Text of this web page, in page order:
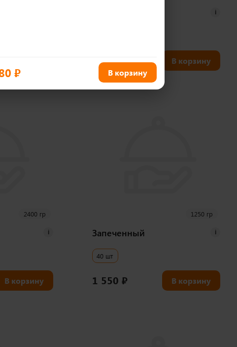
i
1 690₽ В корзину
2400 гр
i
В корзину
1250 гр
Запеченный i
40 шт
1 550₽ В корзину
₽ В корзину